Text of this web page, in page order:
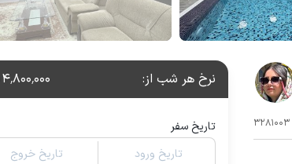
3281003
نرخ هر شب از: 4٬800٬000
تاریخ سفر
تاریخ ورود
تاریخ خروج